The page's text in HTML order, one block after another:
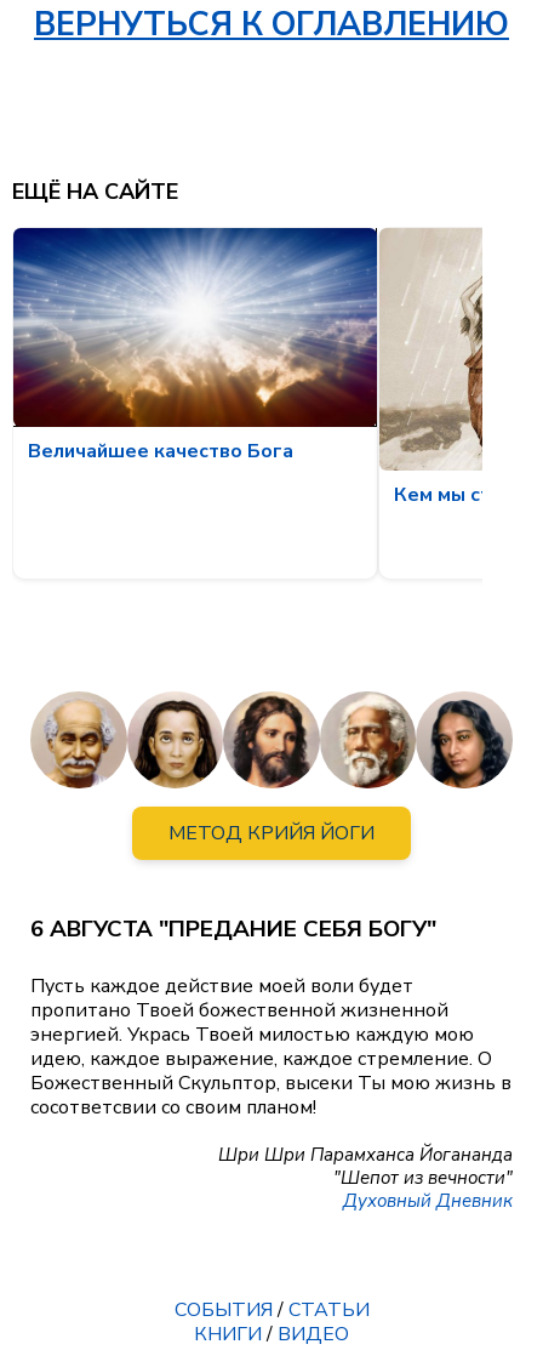
ВЕРНУТЬСЯ К ОГЛАВЛЕНИЮ
ЕЩЁ НА САЙТЕ
Величайшее качество Бога
Кем мы
МЕТОД КРИЙЯ ЙОГИ
6 АВГУСТА "ПРЕДАНИЕ СЕБЯ БОГУ"
Пусть каждое действие моей воли будет
пропитано Твоей божественной жизненной
энергией. Укрась Твоей милостью каждую мою
идею, каждое выражение, каждое стремление. О
Божественный Скульптор, высеки Ты мою жизнь в
сосответсвии со своим планом!
Шри Шри Парамханса Йогананда
"Шепот из вечности"
Духовный Дневник
СОБЫТИЯ/СТАТЬИ
КНИГИ/ ВИДЕО